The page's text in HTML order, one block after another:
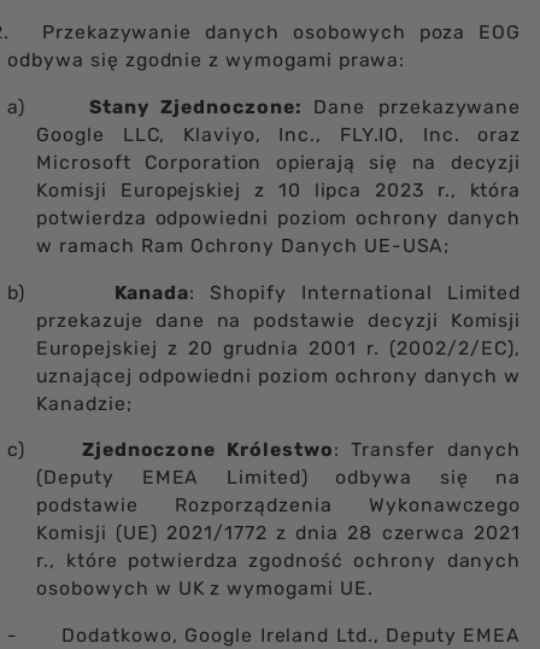
Przekazywanie danych osobowych poza EOG
odbywa się zgodnie z wymogami prawa:
a) Stany Zjednoczone: Dane przekazywane
Google LLC, Klaviyo, Inc., FLY.IO, Inc. oraz
Microsoft Corporation opierają się na decyzji
Komisji Europejskiej z 10 lipca 2023 r., która
potwierdza odpowiedni poziom ochrony danych
w ramach Ram Ochrony Danych UE-USA;
b) Kanada: Shopify International Limited
przekazuje dane na podstawie decyzji Komisji
Europejskiej z 20 grudnia 2001 r. (2002/2/EC),
uznającej odpowiedni poziom ochrony danych w
Kanadzie;
c) Zjednoczone Królestwo: Transfer danych
(Deputy EMEA Limited) odbywa się na
podstawie Rozporządzenia Wykonawczego
Komisji (UE) 2021/1772 z dnia 28 czerwca 2021
r., które potwierdza zgodność ochrony danych
osobowych w UK z wymogami UE.
-
Dodatkowo, Google Ireland Ltd., Deputy EMEA